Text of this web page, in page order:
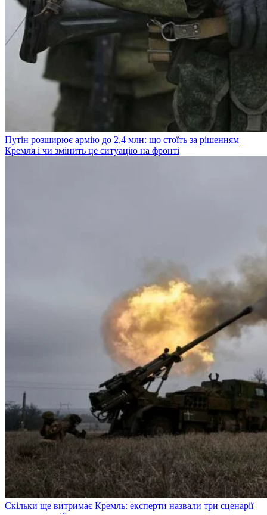
Путін розширює армію до 2,4 млн: що стоїть за рішенням
Кремля і чи змінить це ситуацію на фронті
Скільки ще витримає Кремль: експерти назвали три сценарії